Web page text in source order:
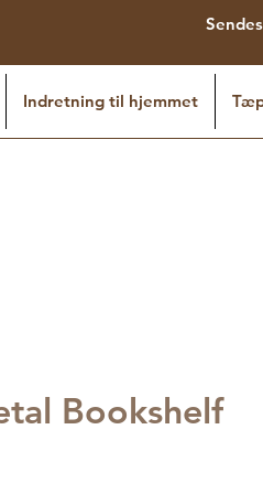
Indretning til hjemmet
Bookshelf